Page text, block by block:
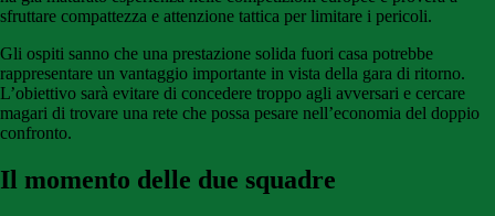
sfruttare compattezza e attenzione tattica per limitare i pericoli.
Gli ospiti sanno che una prestazione solida fuori casa potrebbe
rappresentare un vantaggio importante in vista della gara di ritorno.
L’obiettivo sarà evitare di concedere troppo agli avversari e cercare
magari di trovare una rete che possa pesare nell’economia del doppio
confronto.
Il momento delle due squadre